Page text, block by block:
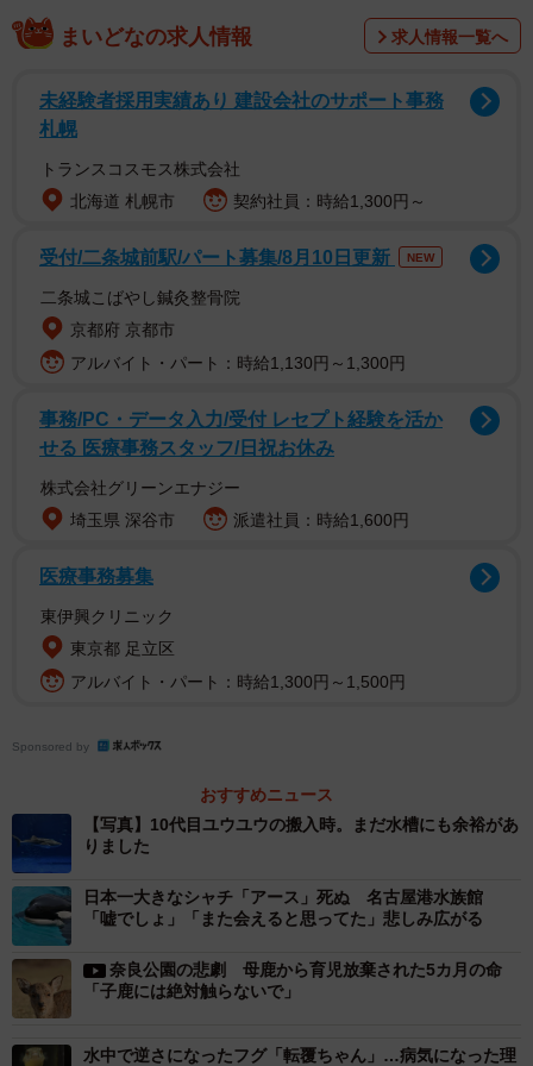
ため海上いけすに搬出されたが、翌19日、死亡が確認され
た。解剖の結果、死因は網に絡まったことでの循環不全と
呼吸不全であったと判明。放流の成功例はあるものの、世
界最大の魚の展示と、環境保全とのバランスの調整は、専
門家をもってしても困難を極めるようだ。かごしま水族館
の館長、 佐々木章さん に話を聞いた。
10代目ユウユウ。世界最大の魚を誰でもみることができるのは貴重（か
ごしま水族館提供）
――10代目ユウユウが海に帰ることになった理由は？
佐々木：世界最大の魚であるジンベエザメの飼育・展示に
ついては、動物福祉を最優先に考え、一定の大きさに達し
た段階で個体を入れ替える方式を採用しています。今回、
まいどなの求人情報 求人情報一覧へ
未経験者採用実績あり 建設会社のサポート事務
札幌
トランスコスモス株式会社
北海道 札幌市
契約社員：時給1,300円～
受付/二条城前駅/パート募集/8月10日更新 NEW
二条城こばやし鍼灸整骨院
京都府 京都市
アルバイト・パート：時給1,130円～1,300円
事務/PC・データ入力/受付 レセプト経験を活か
せる 医療事務スタッフ/日祝お休み
株式会社グリーンエナジー
埼玉県 深谷市
派遣社員：時給1,600円
医療事務募集
東伊興クリニック
東京都 足立区
アルバイト・パート：時給1,300円～1,500円
Sponsored by
おすすめニュース
【写真】10代目ユウユウの搬入時。まだ水槽にも余裕があ
りました
日本一大きなシャチ「アース」死ぬ 名古屋港水族館
「嘘でしょ」「また会えると思ってた」悲しみ広がる
奈良公園の悲劇 母鹿から育児放棄された5カ月の命
「子鹿には絶対触らないで」
水中で逆さになったフグ「転覆ちゃん」…病気になった理